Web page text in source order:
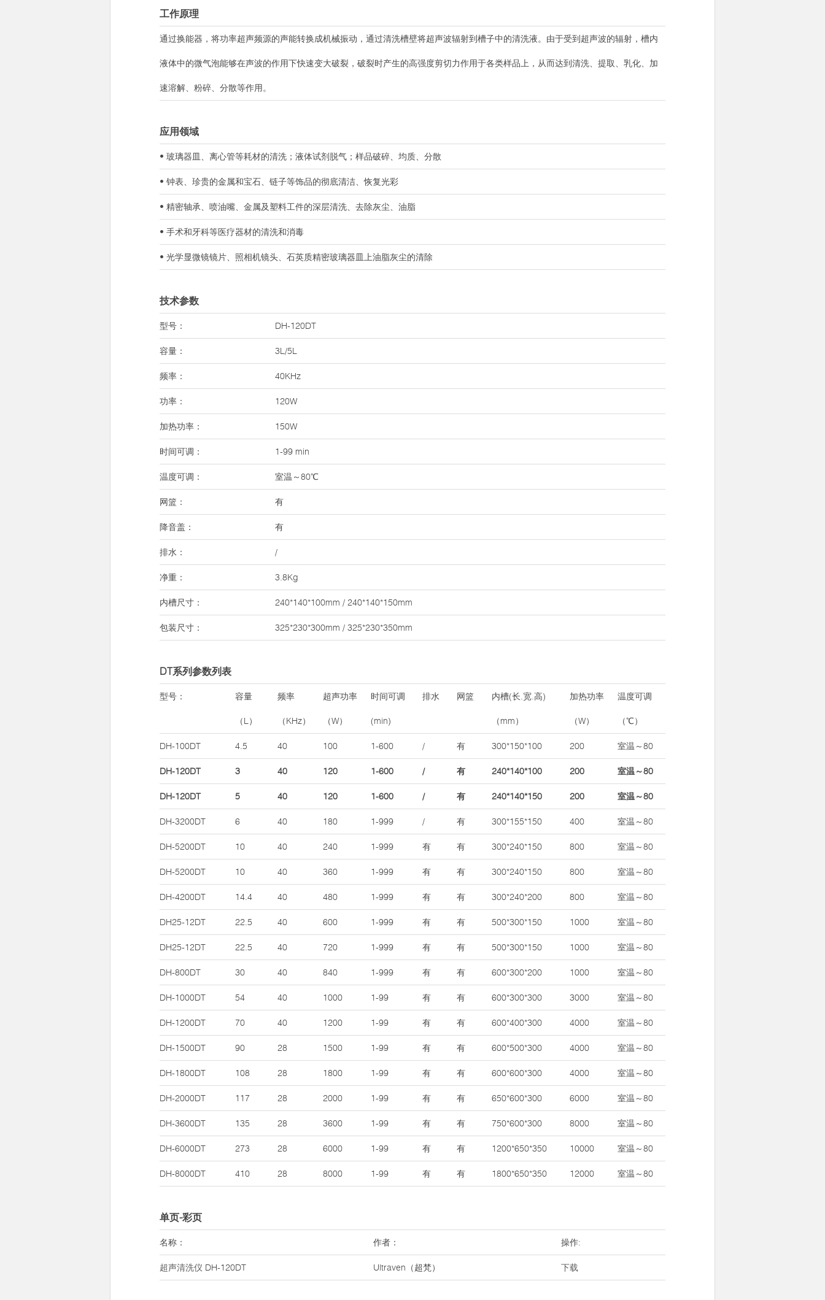
工作原理
通过换能器，将功率超声频源的声能转换成机械振动，通过清洗槽壁将超声波辐射到槽子中的清洗液。由于受到超声波的辐射，槽内
液体中的微气泡能够在声波的作用下快速变大破裂，破裂时产生的高强度剪切力作用于各类样品上，从而达到清洗、提取、乳化、加
速溶解、粉碎、分散等作用。
应用领域
• 玻璃器皿、离心管等耗材的清洗；液体试剂脱气；样品破碎、均质、分散
• 钟表、珍贵的金属和宝石、链子等饰品的彻底清洁、恢复光彩
• 精密轴承、喷油嘴、金属及塑料工件的深层清洗、去除灰尘、油脂
• 手术和牙科等医疗器材的清洗和消毒
• 光学显微镜镜片、照相机镜头、石英质精密玻璃器皿上油脂灰尘的清除
技术参数
型号： DH-120DT
容量： 3L/5L
频率： 40KHz
功率： 120W
加热功率： 150W
时间可调： 1-99 min
温度可调： 室温～80℃
网篮： 有
降音盖： 有
排水： /
净重： 3.8Kg
内槽尺寸： 240*140*100mm / 240*140*150mm
包装尺寸： 325*230*300mm / 325*230*350mm
DT系列参数列表
型号： 容量
（L）
频率
（KHz）
超声功率
（W）
时间可调
(min)
排水 网篮 内槽(长.宽.高)
（mm）
加热功率
（W）
温度可调
（℃）
DH-100DT 4.5 40 100 1-600 / 有 300*150*100 200 室温～80
DH-120DT 3 40 120 1-600 / 有 240*140*100 200 室温～80
DH-120DT 5 40 120 1-600 / 有 240*140*150 200 室温～80
DH-3200DT 6 40 180 1-999 / 有 300*155*150 400 室温～80
DH-5200DT 10 40 240 1-999 有 有 300*240*150 800 室温～80
DH-5200DT 10 40 360 1-999 有 有 300*240*150 800 室温～80
DH-4200DT 14.4 40 480 1-999 有 有 300*240*200 800 室温～80
DH25-12DT 22.5 40 600 1-999 有 有 500*300*150 1000 室温～80
DH25-12DT 22.5 40 720 1-999 有 有 500*300*150 1000 室温～80
DH-800DT 30 40 840 1-999 有 有 600*300*200 1000 室温～80
DH-1000DT 54 40 1000 1-99 有 有 600*300*300 3000 室温～80
DH-1200DT 70 40 1200 1-99 有 有 600*400*300 4000 室温～80
DH-1500DT 90 28 1500 1-99 有 有 600*500*300 4000 室温～80
DH-1800DT 108 28 1800 1-99 有 有 600*600*300 4000 室温～80
DH-2000DT 117 28 2000 1-99 有 有 650*600*300 6000 室温～80
DH-3600DT 135 28 3600 1-99 有 有 750*600*300 8000 室温～80
DH-6000DT 273 28 6000 1-99 有 有 1200*650*350 10000 室温～80
DH-8000DT 410 28 8000 1-99 有 有 1800*650*350 12000 室温～80
单页-彩页
名称： 作者： 操作:
超声清洗仪 DH-120DT Ultraven（超梵） 下载